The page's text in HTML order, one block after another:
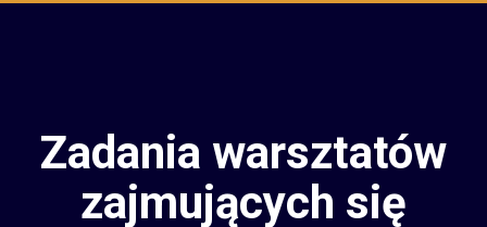
Zadania warsztatów
zajmujących się